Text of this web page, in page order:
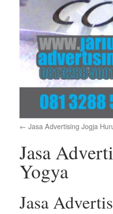
Jasa Advertising Jogja
Jasa
Yogya
Jasa